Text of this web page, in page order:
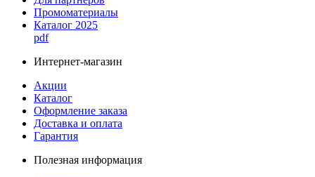
Промоматериалы
Каталог 2025
pdf
Интернет-магазин
Акции
Каталог
Оформление заказа
Доставка и оплата
Гарантия
Полезная информация